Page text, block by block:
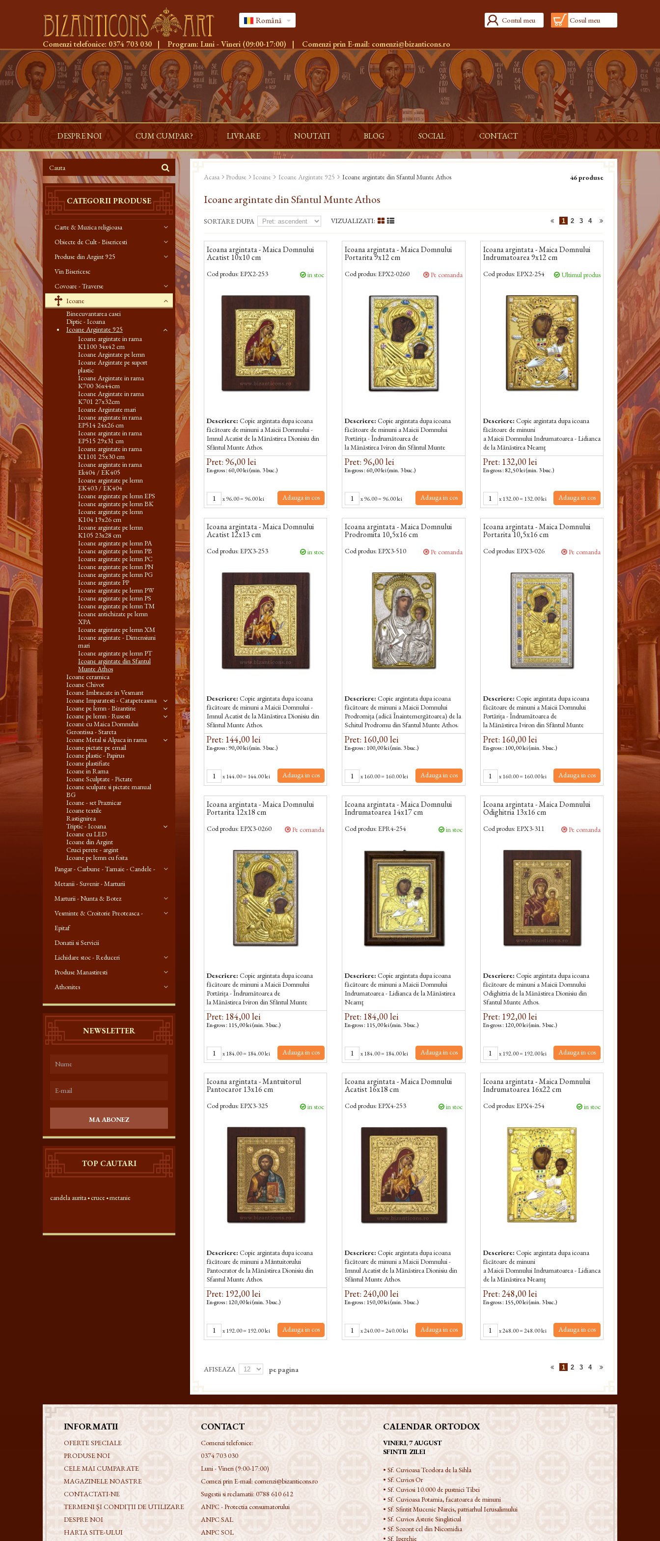
Română Contul meu Cosul meu
Comenzi telefonice: 0374 703 030 | Program: Luni - Vineri (09:00-17:00) | Comenzi prin E-mail: comenzi@bizanticons.ro
DESPRE NOI CUM CUMPAR? LIVRARE NOUTATI BLOG SOCIAL CONTACT
CATEGORII PRODUSE
Carte & Muzica religioasa
Obiecte de Cult - Bisericesti
Produse din Argint 925
Vin Bisericesc
Covoare - Traverse
Icoane
Binecuvantarea casei
Diptic - Icoana
Icoane Argintate 925
Icoane argintate in rama
K1100 34x42 cm
Icoane Argintate pe lemn
Icoane Argintate pe suport
plastic
Icoane Argintate in rama
K700 36x44cm
Icoane Argintate in rama
K701 27x32cm
Icoane Argintate mari
Icoane argintate in rama
EP514 24x26 cm
Icoane argintate in rama
EP515 29x31 cm
Icoane argintate in rama
K1101 25x30 cm
Icoane argintate in rama
Ek404 / EK405
Icoane argintate pe lemn
EK403 / EK404
Icoane argintate pe lemn EPS
Icoane argintate pe lemn BK
Icoane argintate pe lemn
K104 19x26 cm
Icoane argintate pe lemn
K105 23x28 cm
Icoane argintate pe lemn PA
Icoane argintate pe lemn PB
Icoane argintate pe lemn PC
Icoane argintate pe lemn PN
Icoane argintate pe lemn PG
Icoane argintate PP
Icoane argintate pe lemn PW
Icoane argintate pe lemn PS
Icoane argintate pe lemn TM
Icoane antichizate pe lemn
XPA
Icoane argintate pe lemn XM
Icoane argintate - Dimensiuni
mari
Icoane argintate pe lemn PT
Icoane argintate din Sfantul
Munte Athos
Icoane ceramica
Icoane Chivot
Icoane Imbracate in Vesmant
Icoane Imparatesti - Catapeteasma
Icoane pe lemn - Bizantine
Icoane pe lemn - Rusesti
Icoane cu Maica Domnului
Gerontissa - Stareta
Icoane Metal si Alpaca in rama
Icoane pictate pe email
Icoane plastic - Papirus
Icoane plastifiate
Icoane in Rama
Icoane Sculptate - Pictate
Icoane sculpate si pictate manual
BG
Icoane - set Praznicar
Icoane textile
Rastignirea
Triptic - Icoana
Icoane cu LED
Icoane din Argint
Cruci perete - argint
Icoane pe lemn cu foita
Pangar - Carbune - Tamaie - Candele -
Metanii - Suvenir - Marturii
Marturii - Nunta & Botez
Vesminte & Croitorie Preoteasca -
Epitaf
Donatii si Servicii
Lichidare stoc - Reduceri
Produse Manastiresti
Athonites
NEWSLETTER
MA ABONEZ
TOP CAUTARI
candela aurita cruce metanie
Acasa Produse Icoane Icoane Argintate 925 Icoane argintate din Sfantul Munte Athos 46 produse
Icoane argintate din Sfantul Munte Athos
SORTARE DUPA VIZUALIZATI: 1 2 3 4
Icoana argintata - Maica Domnului
Acatist 10x10 cm
Cod produs: EPX2-253 in stoc
Descriere: Copie argintata dupa icoana
făcătoare de minuni a Maicii Domnului -
Imnul Acatist de la Mănăstirea Dionisiu din
Sfântul Munte Athos.
Pret: 96,00 lei
En-gross : 60,00 lei (min. 3 buc.)
x96.00= 96.00 lei Adauga in cos
Icoana argintata - Maica Domnului
Portarita 9x12 cm
Cod produs: EPX2-0260 Pe comanda
Descriere:Copie argintata dupa icoana
făcătoare de minuni a Maicii Domnului
Portărița - Îndrumătoarea de
la Mănăstirea Iviron din Sfântul Munte
Athos.
Pret: 96,00 lei
En-gross : 60,00 lei (min. 3 buc.)
x96.00= 96.00 lei Adauga in cos
Icoana argintata - Maica Domnului
Indrumatoarea 9x12 cm
Cod produs: EPX2-254 Ultimul produs
Descriere: Copie argintata dupa icoana
făcătoare de minuni
a Maicii Domnului Indrumatoarea - Lidianca
de la Mănăstirea Neamţ
Pret: 132,00 lei
En-gross : 82,50 lei (min. 3 buc.)
x132.00= 132.00 lei Adauga in cos
Icoana argintata - Maica Domnului
Acatist 12x13 cm
Cod produs: EPX3-253 in stoc
Descriere: Copie argintata dupa icoana
făcătoare de minuni a Maicii Domnului -
Imnul Acatist de la Mănăstirea Dionisiu din
Sfântul Munte Athos.
Pret: 144,00 lei
En-gross : 90,00 lei (min. 3 buc.)
x144.00= 144.00 lei Adauga in cos
Icoana argintata - Maica Domnului
Prodromita 10,5x16 cm
Cod produs: EPX3-510 Pe comanda
Descriere:Copie argintata dupa icoana
făcătoare de minuni a Maicii Domnului
Prodromița (adică Înaintemergătoarea) de la
Schitul Prodromu din Sfantul Munte Athos.
Icoană făcătoare de minuni este „nefăcută
de...
Pret: 160,00 lei
En-gross : 100,00 lei (min. 3 buc.)
x160.00= 160.00 lei Adauga in cos
Icoana argintata - Maica Domnului
Portarita 10,5x16 cm
Cod produs: EPX3-026 Pe comanda
Descriere: Copie argintata dupa icoana
făcătoare de minuni a Maicii Domnului
Portărița - Îndrumătoarea de
la Mănăstirea Iviron din Sfântul Munte
Athos.
Pret: 160,00 lei
En-gross : 100,00 lei (min. 3 buc.)
x160.00= 160.00 lei Adauga in cos
Icoana argintata - Maica Domnului
Portarita 12x18 cm
Cod produs: EPX3-0260 Pe comanda
Descriere: Copie argintata dupa icoana
făcătoare de minuni a Maicii Domnului
Portărița - Îndrumătoarea de
la Mănăstirea Iviron din Sfântul Munte
Athos.
Pret: 184,00 lei
En-gross : 115,00 lei (min. 3 buc.)
x184.00= 184.00 lei Adauga in cos
Icoana argintata - Maica Domnului
Indrumatoarea 14x17 cm
Cod produs: EPR4-254 in stoc
Descriere:Copie argintata dupa icoana
făcătoare de minuni a Maicii Domnului
Indrumatoarea - Lidianca de la Mănăstirea
Neamţ
Pret: 184,00 lei
En-gross : 115,00 lei (min. 3 buc.)
x184.00= 184.00 lei Adauga in cos
Icoana argintata - Maica Domnului
Odighitria 13x16 cm
Cod produs: EPX3-311 Pe comanda
Descriere: Copie argintata dupa icoana
făcătoare de minuni a Maicii Domnului
Odighitria de la Mănăstirea Dionisiu din
Sfantul Munte Athos.
Pret: 192,00 lei
En-gross : 120,00 lei (min. 3 buc.)
x192.00= 192.00 lei Adauga in cos
Icoana argintata - Mantuitorul
Pantocaror 13x16 cm
Cod produs: EPX3-325 in stoc
Descriere: Copie argintata dupa icoana
făcătoare de minuni a Mântuitorului
Pantocrator de la Mănăstirea Dionisiu din
Sfantul Munte Athos.
Pret: 192,00 lei
En-gross : 120,00 lei (min. 3 buc.)
x192.00= 192.00 lei Adauga in cos
Icoana argintata - Maica Domnului
Acatist 16x18 cm
Cod produs: EPX4-253 in stoc
Descriere:Copie argintata dupa icoana
făcătoare de minuni a Maicii Domnului -
Imnul Acatist de la Mănăstirea Dionisiu din
Sfântul Munte Athos.
Pret: 240,00 lei
En-gross : 150,00 lei (min. 3 buc.)
x240.00=240.00 lei Adauga in cos
Icoana argintata - Maica Domnului
Indrumatoarea 16x22 cm
Cod produs: EPX4-254 in stoc
Descriere: Copie argintata dupa icoana
făcătoare de minuni
a Maicii Domnului Indrumatoarea - Lidianca
de la Mănăstirea Neamţ
Pret: 248,00 lei
En-gross : 155,00 lei (min. 3 buc.)
x248.00=248.00 lei Adauga in cos
AFISEAZA pe pagina 1 2 3 4
INFORMATII
OFERTE SPECIALE
PRODUSE NOI
CELE MAI CUMPARATE
MAGAZINELE NOASTRE
CONTACTATI-NE
TERMENI ȘI CONDIȚII DE UTILIZARE
DESPRE NOI
HARTA SITE-ULUI
CONTACT
Comenzi telefonice:
0374 703 030
Luni - Vineri (9:00-17:00)
Comezi prin E-mail: comenzi@bizanticons.ro
Sugestii si reclamatii: 0788 610 612
ANPC - Protectia consumatorului
ANPC SAL
ANPC SOL
CALENDAR ORTODOX
VINERI, 7 AUGUST
SFINTII ZILEI
• Sf. Cuvioasa Teodora de la Sihla
• Sf. Cuvios Or
• Sf. Cuviosi 10.000 de pustnici Tibei
• Sf. Cuvioasa Potamia, facatoarea de minuni
• Sf. Sfintit Mucenic Narcis, patriarhul Ierusalimului
• Sf. Cuvios Asterie Singliticul
• Sf. Sozont cel din Nicomidia
• Sf. Iperehie